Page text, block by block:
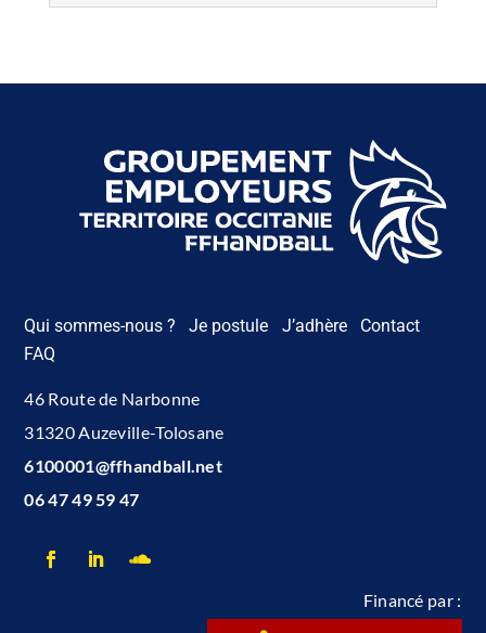
Qui sommes-nous ? Je postule J’adhère
Contact
FAQ
46 Route de Narbonne
31320 Auzeville-Tolosane
6100001@ffhandball.net
06 47 49 59 47
Financé par :